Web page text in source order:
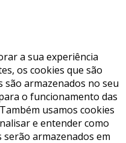
a sua experiência
os cookies que são
são armazenados no seu
o funcionamento das
usamos cookies
e entender como
serão armazenados em